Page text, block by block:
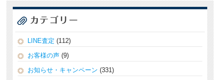
LINE査定 (112)
お客様の声 (9)
お知らせ・キャンペーン (331)